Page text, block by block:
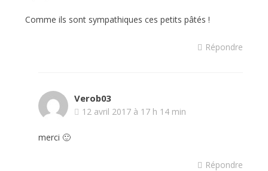
Comme ils sont sympathiques ces petits pâtés !
Répondre
Verob03
12 avril 2017 à 17 h 14 min
merci 🙂
Répondre